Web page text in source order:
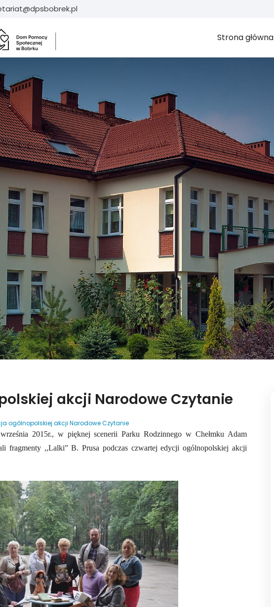
Strona główna
akcji Narodowe Czytanie
ogólnopolskiej akcji Narodowe Czytanie
2015r., w pięknej scenerii Parku Rodzinnego w Chełmku Adam
fragmenty ,,Lalki” B. Prusa podczas czwartej edycji ogólnopolskiej akcji